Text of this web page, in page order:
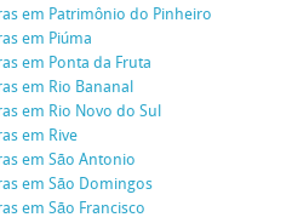
em Patrimônio do Pinheiro
em Piúma
em Ponta da Fruta
em Rio Bananal
em Rio Novo do Sul
em Rive
em São Antonio
em São Domingos
em São Francisco